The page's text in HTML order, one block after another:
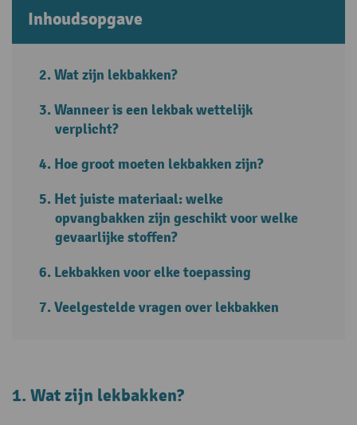
Inhoudsopgave
Wat zijn lekbakken?
Wanneer is een lekbak wettelijk
verplicht?
Hoe groot moeten lekbakken zijn?
Het juiste materiaal: welke
opvangbakken zijn geschikt voor welke
gevaarlijke stoffen?
Lekbakken voor elke toepassing
Veelgestelde vragen over lekbakken
1. Wat zijn lekbakken?